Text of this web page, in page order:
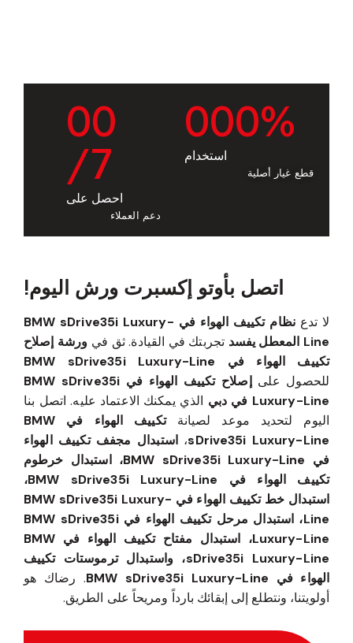
000%
استخدام
قطع غيار أصلية
00
/7
احصل على
دعم العملاء
اتصل بأوتو إكسبرت ورش اليوم!
لا تدع
نظام تكييف الهواء في BMW sDrive35i Luxury-
Line المعطل يفسد
تجربتك في القيادة. ثق في ورشة إصلاح
تكييف الهواء في BMW sDrive35i Luxury-Line
للحصول على
إصلاح تكييف الهواء في BMW sDrive35i
Luxury-Line في دبي
الذي يمكنك الاعتماد عليه. اتصل بنا
اليوم لتحديد موعد لصيانة
تكييف الهواء في BMW
sDrive35i Luxury-Line،استبدال مجفف تكييف الهواء
في BMW sDrive35i Luxury-Line، استبدال خرطوم
تكييف الهواء في BMW sDrive35i Luxury-Line،
استبدال خط تكييف الهواء في BMW sDrive35i Luxury-
Line، استبدال مرحل تكييف الهواء في BMW sDrive35i
Luxury-Line، استبدال مفتاح تكييف الهواء في BMW
sDrive35i Luxury-Line، واستبدال ترموستات تكييف
الهواء في BMW sDrive35i Luxury-Line
. رضاك هو
أولويتنا، ونتطلع إلى إبقائك بارداً ومريحاً على الطريق.